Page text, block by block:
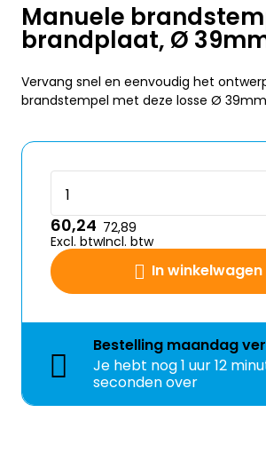
Manuele
brandplaat, Ø
Vervang snel en eenvoudig het
brandstempel met deze losse Ø
In winkelwagen
60,24
Excl. btw
72,89
Incl. btw
Bestelling maandag
Je hebt nog1 uur 12
seconden over